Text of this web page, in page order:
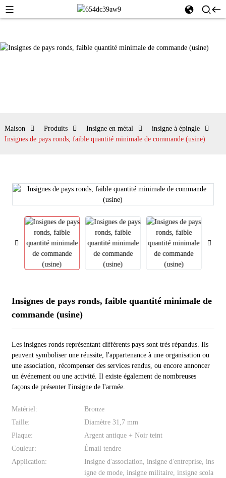
Maison Produits Insigne en métal
insigne à épingle
Insignes de pays ronds, faible quantité minimale de commande (usine)
Insignes de pays ronds, faible quantité minimale de
commande (usine)
Les insignes ronds représentant différents pays sont très répandus. Ils
peuvent symboliser une réussite, l'appartenance à une organisation ou
une association, récompenser des services rendus, ou encore annoncer
un événement ou une activité. Il existe également de nombreuses
façons de présenter l'insigne de l'armée.
Matériel:
Bronze
Taille:
Diamètre 31,7 mm
Plaque:
Argent antique + Noir teint
Couleur:
Émail tendre
Application:
Insigne d'association, insigne d'entreprise, ins
igne de mode, insigne militaire, insigne scola